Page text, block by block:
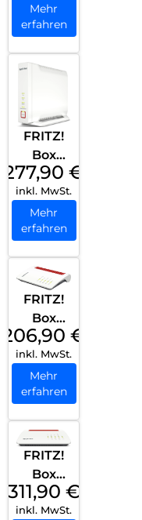
Mehr
erfahren
FRITZ!
Box
4060
(Tarifver
marktu
ng)
277,90 €
inkl. MwSt.
Mehr
erfahren
FRITZ!
Box
5530
Glasfase
r Weiß
206,90 €
inkl. MwSt.
Mehr
erfahren
FRITZ!
Box
5590
Fiber
311,90 €
inkl. MwSt.